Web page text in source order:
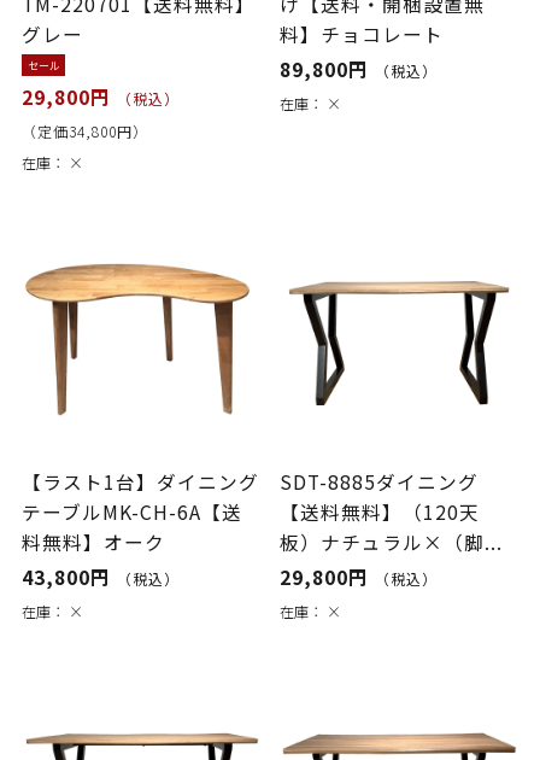
グレー
セール
29,800円
（税込）
（定価34,800円）
在庫： ×
料】チョコレート
89,800円
（税込）
在庫： ×
【ラスト1台】ダイニング
テーブルMK-CH-6A【送
料無料】オーク
43,800円
（税込）
在庫： ×
SDT-8885ダイニング
【送料無料】（120天
板）ナチュラル×（脚...
29,800円
（税込）
在庫： ×